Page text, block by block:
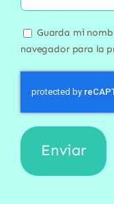
Guarda mi
navegador para la